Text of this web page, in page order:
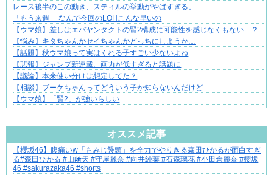
レース後半のこの動き、スティルの挙動がやばすぎる。
「もう来週」 なんで今回のLOHこんな早いの
【ウマ娘】差しはエバヤンタクトの賢2構成に可能性を感じなくもない…？
【悩み】キタちゃんかセイちゃんかどっちにしようか…
【話題】秋ウマ娘って実はくれる子すごい少ないよね
【悲報】ジャンプ新連載、画力が低すぎると話題に
【議論】本来使い分けは想定してた？
【相談】ブーケちゃんってどういう子か知らないんだけど
【ウマ娘】「賢2」が強いらしい
オススメ記事
【マンガ】バラシ屋トシヤの漫画セレクション
【櫻坂46】腹痛いw「もみじ饅頭」を全力でやりきる森田ひかるが面白すぎ
る#森田ひかる #山﨑天 #守屋麗奈 #向井純葉 #石森璃花 #小田倉麗奈 #櫻坂
46 #sakurazaka46 #shorts